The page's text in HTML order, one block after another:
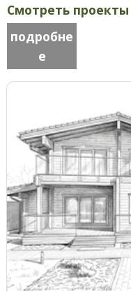
Смотреть проекты
подробне
е